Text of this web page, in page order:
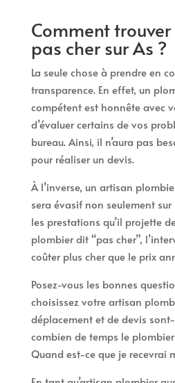
Comment
pas cher sur As ?
La seule chose à prendre en
transparence. En effet, un
compétent est honnête avec
d’évaluer certains de vos
bureau. Ainsi, il n’aura pas
pour réaliser un devis.
À l’inverse, un artisan
sera évasif non seulement
les prestations qu’il projette
plombier dit “pas cher”,
coûter plus cher que le prix
Posez-vous les bonnes
choisissez votre artisan
déplacement et de devis
combien de temps le
Quand est-ce que je recevrai